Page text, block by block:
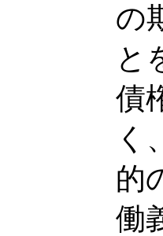
の
と
債
く
的
働